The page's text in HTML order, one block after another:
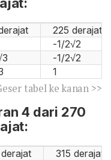
225 derajat
-1/2√2
-1/2√2
1
tabel ke kanan >>
4 dari 270
315 derajat